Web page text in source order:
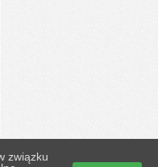
związku